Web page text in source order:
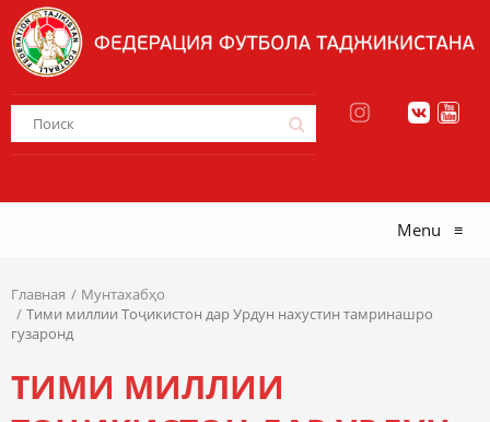
Menu ≡
Главная
Мунтахабҳо
Тими миллии Тоҷикистон дар Урдун нахустин тамринашро
гузаронд
ТИМИ МИЛЛИИ